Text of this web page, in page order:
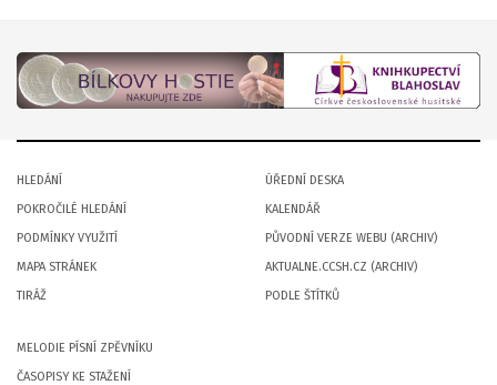
HLEDÁNÍ
POKROČILÉ HLEDÁNÍ
PODMÍNKY VYUŽITÍ
MAPA STRÁNEK
TIRÁŽ
ÚŘEDNÍ DESKA
KALENDÁŘ
PŮVODNÍ VERZE WEBU (ARCHIV)
AKTUALNE.CCSH.CZ (ARCHIV)
PODLE ŠTÍTKŮ
MELODIE PÍSNÍ ZPĚVNÍKU
ČASOPISY KE STAŽENÍ